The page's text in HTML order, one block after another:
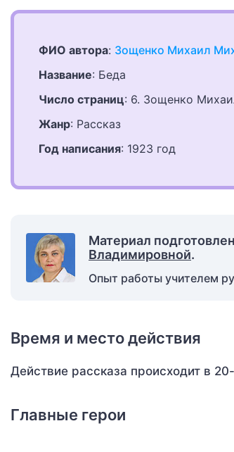
ФИО автора: Зощенко Михаил
Название: Беда
Число страниц: 6. Зощенко
Жанр: Рассказ
Год написания: 1923 год
Материал
Владимировной.
Опыт работы учителем
Время и место действия
Действие рассказа происходит в
Главные герои